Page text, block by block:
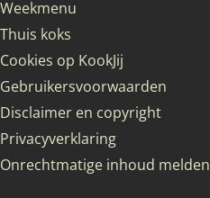
Weekmenu
Thuis koks
Cookies op KookJij
Gebruikersvoorwaarden
Disclaimer en copyright
Privacyverklaring
Onrechtmatige inhoud melden